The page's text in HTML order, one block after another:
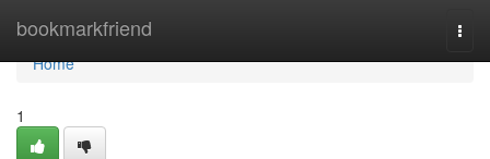
bookmarkfriend
Home
Home
1